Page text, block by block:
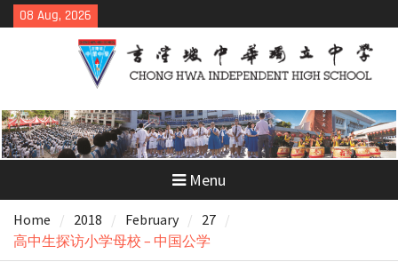
Skip
to
08 Aug, 2026
Menu
Home 2018 February
27
高中生探访小学母校 – 中国公学